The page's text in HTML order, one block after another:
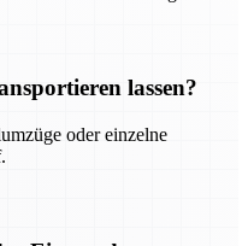
lassen?
oder einzelne